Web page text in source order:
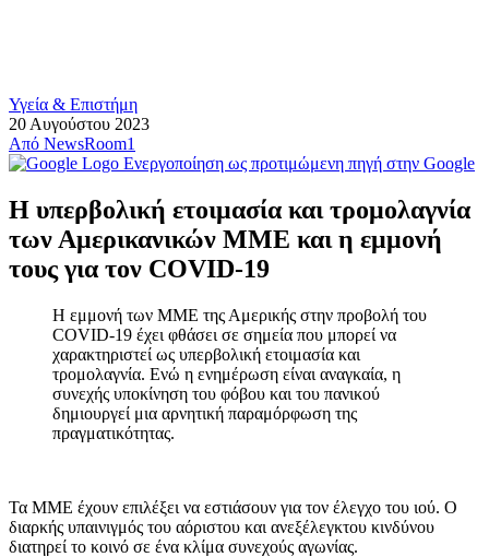
Υγεία & Επιστήμη
20 Αυγούστου 2023
Από NewsRoom1
Ενεργοποίηση ως προτιμώμενη πηγή στην Google
Η υπερβολική ετοιμασία και τρομολαγνία
των Αμερικανικών ΜΜΕ και η εμμονή
τους για τον COVID-19
Η εμμονή των ΜΜΕ της Αμερικής στην προβολή του
COVID-19 έχει φθάσει σε σημεία που μπορεί να
χαρακτηριστεί ως υπερβολική ετοιμασία και
τρομολαγνία. Ενώ η ενημέρωση είναι αναγκαία, η
συνεχής υποκίνηση του φόβου και του πανικού
δημιουργεί μια αρνητική παραμόρφωση της
πραγματικότητας.
Τα ΜΜΕ έχουν επιλέξει να εστιάσουν για τον έλεγχο του ιού. Ο
διαρκής υπαινιγμός του αόριστου και ανεξέλεγκτου κινδύνου
διατηρεί το κοινό σε ένα κλίμα συνεχούς αγωνίας.